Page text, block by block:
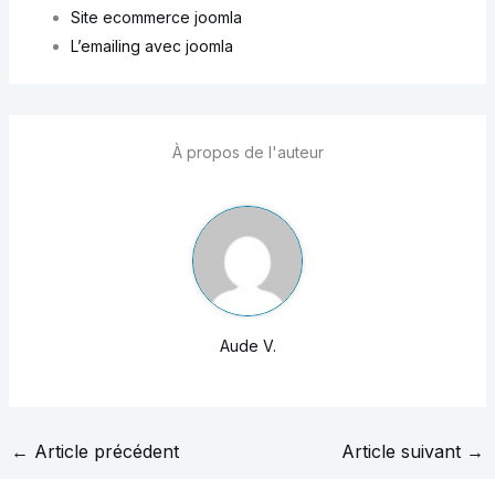
Site ecommerce joomla
L’emailing avec joomla
À propos de l'auteur
Aude V.
← Article précédent Article suivant →